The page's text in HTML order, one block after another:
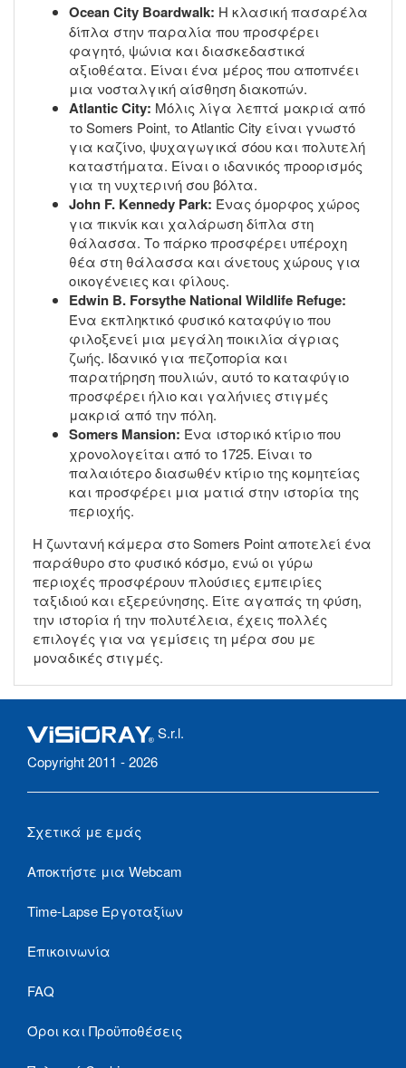
Ocean City Boardwalk: Η κλασική πασαρέλα
δίπλα στην παραλία που προσφέρει
φαγητό, ψώνια και διασκεδαστικά
αξιοθέατα. Είναι ένα μέρος που αποπνέει
μια νοσταλγική αίσθηση διακοπών.
Atlantic City: Μόλις λίγα λεπτά μακριά από
το Somers Point, το Atlantic City είναι γνωστό
για καζίνο, ψυχαγωγικά σόου και πολυτελή
καταστήματα. Είναι ο ιδανικός προορισμός
για τη νυχτερινή σου βόλτα.
John F. Kennedy Park: Ένας όμορφος χώρος
για πικνίκ και χαλάρωση δίπλα στη
θάλασσα. Το πάρκο προσφέρει υπέροχη
θέα στη θάλασσα και άνετους χώρους για
οικογένειες και φίλους.
Edwin B. Forsythe National Wildlife Refuge:
Ένα εκπληκτικό φυσικό καταφύγιο που
φιλοξενεί μια μεγάλη ποικιλία άγριας
ζωής. Ιδανικό για πεζοπορία και
παρατήρηση πουλιών, αυτό το καταφύγιο
προσφέρει ήλιο και γαλήνιες στιγμές
μακριά από την πόλη.
Somers Mansion: Ένα ιστορικό κτίριο που
χρονολογείται από το 1725. Είναι το
παλαιότερο διασωθέν κτίριο της κομητείας
και προσφέρει μια ματιά στην ιστορία της
περιοχής.
Η ζωντανή κάμερα στο Somers Point αποτελεί ένα
παράθυρο στο φυσικό κόσμο, ενώ οι γύρω
περιοχές προσφέρουν πλούσιες εμπειρίες
ταξιδιού και εξερεύνησης. Είτε αγαπάς τη φύση,
την ιστορία ή την πολυτέλεια, έχεις πολλές
επιλογές για να γεμίσεις τη μέρα σου με
μοναδικές στιγμές.
S.r.l.
Copyright 2011 - 2026
Σχετικά με εμάς
Αποκτήστε μια Webcam
Time-Lapse Εργοταξίων
Επικοινωνία
FAQ
Όροι και Προϋποθέσεις